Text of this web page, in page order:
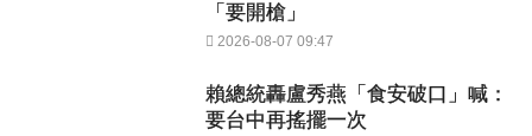
「要開槍」
2026-08-07 09:47
賴總統轟盧秀燕「食安破口」喊：
要台中再搖擺一次